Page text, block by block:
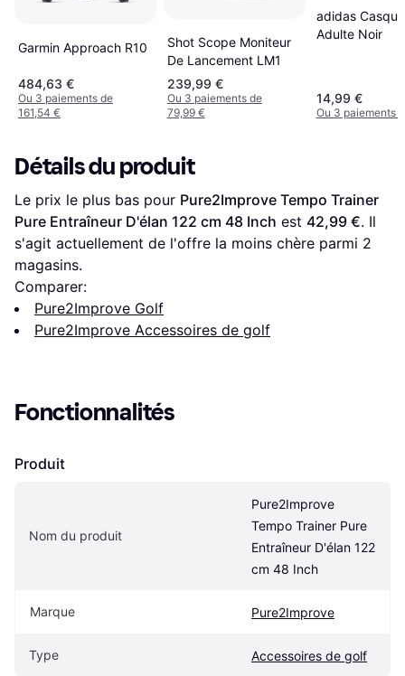
Garmin Approach R10
484,63 €
Ou 3 paiements de
161,54 €
Shot Scope Moniteur
De Lancement LM1
239,99 €
Ou 3 paiements de
79,99 €
adidas
Adulte Noir
14,99 €
Ou 3 paiements
Détails du produit
Le prix le plus bas pour Pure2Improve Tempo Trainer
Pure Entraîneur D'élan 122 cm 48 Inch est 42,99 €. Il
s'agit actuellement de l'offre la moins chère parmi 2
magasins.
Comparer:
Pure2Improve Golf
Pure2Improve Accessoires de golf
Fonctionnalités
Produit
Nom du produit
Pure2Improve
Tempo Trainer Pure
Entraîneur D'élan 122
cm 48 Inch
Marque Pure2Improve
Type Accessoires de golf